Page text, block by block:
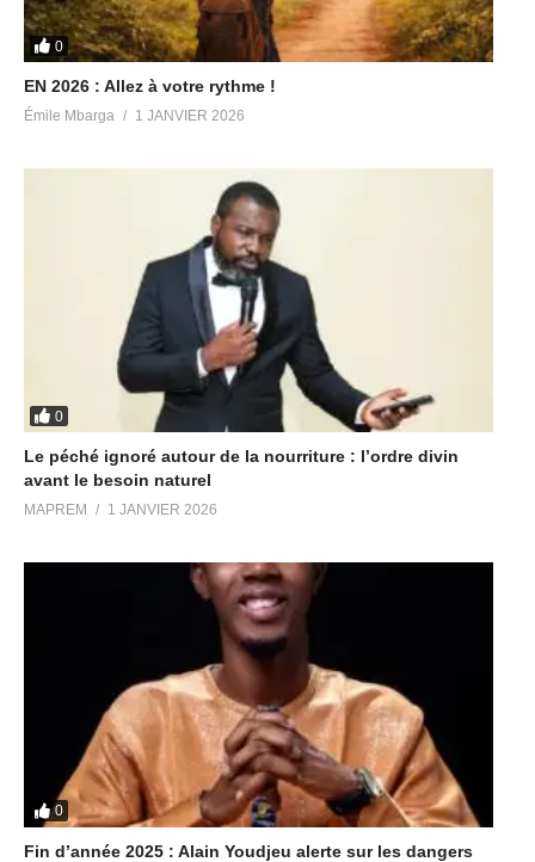
0
EN 2026 : Allez à votre rythme !
Émile Mbarga 1 JANVIER 2026
0
Le péché ignoré autour de la nourriture : l’ordre divin
avant le besoin naturel
MAPREM 1 JANVIER 2026
0
Fin d’année 2025 : Alain Youdjeu alerte sur les dangers